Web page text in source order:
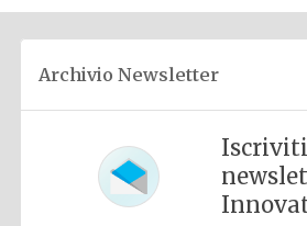
Archivio Newsletter